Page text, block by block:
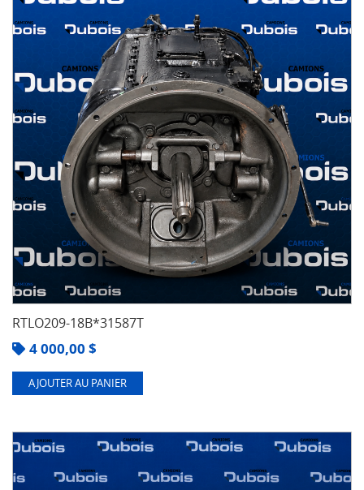
RTLO209-18B*31587T
4 000,00 $
AJOUTER AU PANIER